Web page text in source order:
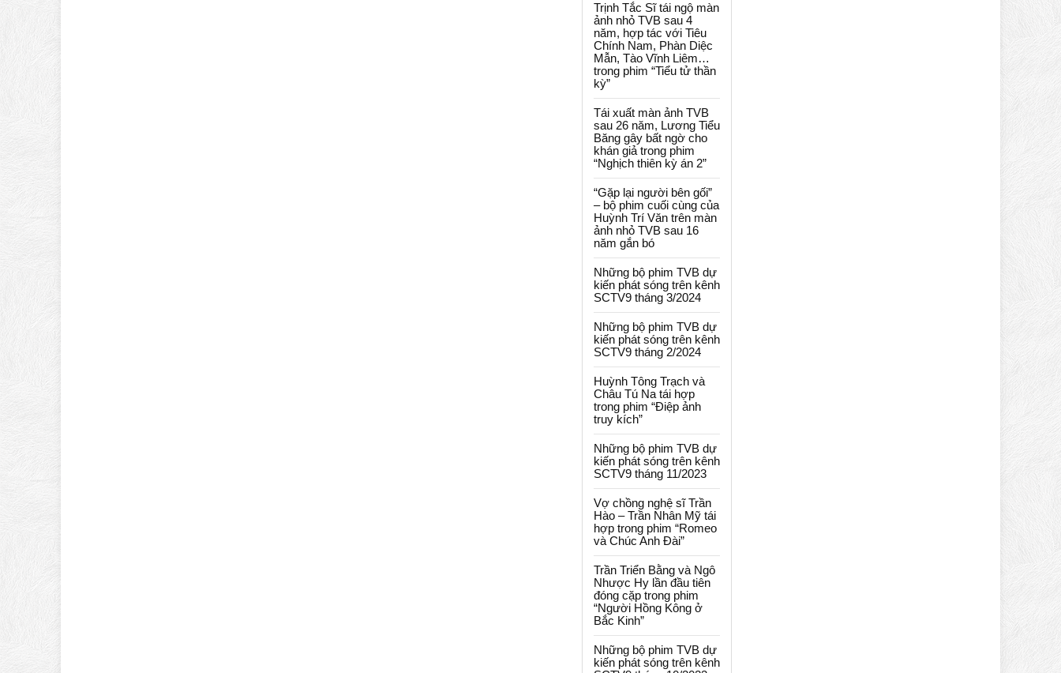
Trịnh Tắc Sĩ tái ngộ màn
ảnh nhỏ TVB sau 4
năm, hợp tác với Tiêu
Chính Nam, Phàn Diệc
Mẫn, Tào Vĩnh Liêm…
trong phim “Tiểu tử thần
kỳ”
Tái xuất màn ảnh TVB
sau 26 năm, Lương Tiểu
Băng gây bất ngờ cho
khán giả trong phim
“Nghịch thiên kỳ án 2”
“Gặp lại người bên gối”
– bộ phim cuối cùng của
Huỳnh Trí Văn trên màn
ảnh nhỏ TVB sau 16
năm gắn bó
Những bộ phim TVB dự
kiến phát sóng trên kênh
SCTV9 tháng 3/2024
Những bộ phim TVB dự
kiến phát sóng trên kênh
SCTV9 tháng 2/2024
Huỳnh Tông Trạch và
Châu Tú Na tái hợp
trong phim “Điệp ảnh
truy kích”
Những bộ phim TVB dự
kiến phát sóng trên kênh
SCTV9 tháng 11/2023
Vợ chồng nghệ sĩ Trần
Hào – Trần Nhân Mỹ tái
hợp trong phim “Romeo
và Chúc Anh Đài”
Trần Triển Bằng và Ngô
Nhược Hy lần đầu tiên
đóng cặp trong phim
“Người Hồng Kông ở
Bắc Kinh”
Những bộ phim TVB dự
kiến phát sóng trên kênh